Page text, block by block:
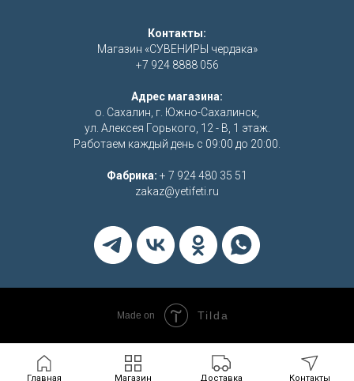
Главная Магазин Доставка Контакты
Контакты:
Магазин «СУВЕНИРЫ чердака»
+7 924 8888 056
Адрес магазина:
о. Сахалин, г. Южно-Сахалинск,
ул. Алексея Горького, 12 - В, 1 этаж.
Работаем каждый день с 09:00 до 20:00.
Фабрика: + 7 924 480 35 51
zakaz@yetifeti.ru
Made on Tilda